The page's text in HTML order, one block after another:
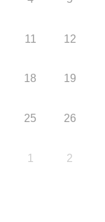
11 12
18 19
25 26
1 2